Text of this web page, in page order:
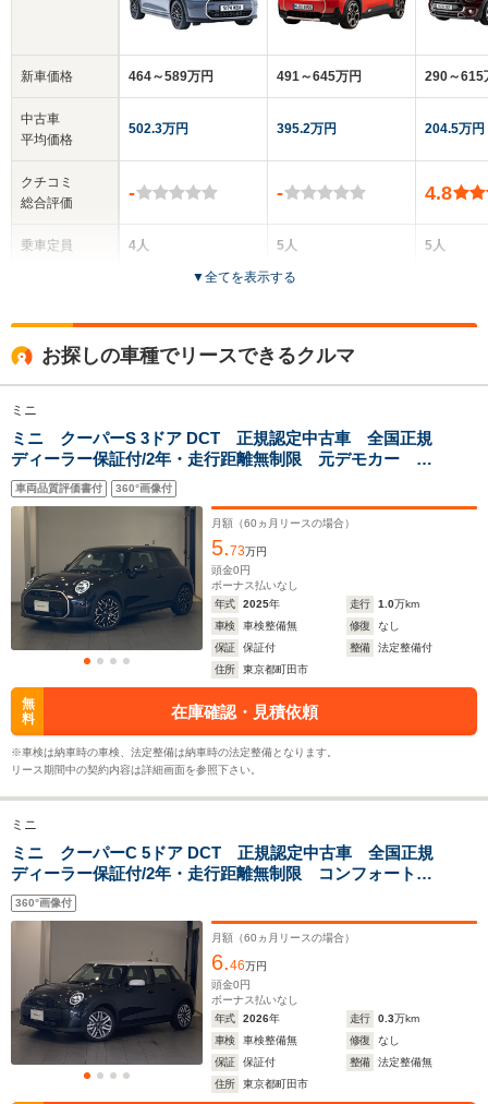
新車価格
中古車
平均価格
クチコミ
総合評価
乗車定員
サイズ
WLTCモード
燃費
駆動方式
464～589万円
502.3万円
-
4人
全高
1.44m
全幅
1.75m
ホイールベース
-m
14.0～14.6km/L
└市街地:10.2～
└郊外:14.3～
15.1km/L
└高速道路:16.4～
17.2km/L
FF
491～645万円
395.2万円
-
5人
5ドア
1.52m
全幅
1.76m
-
FF
290～615
204.5万円
4.8
5人
11.7～
FF、4WD
▼全てを表示する
お探しの車種でリースできるクルマ
ミニ
ミニ クーパーS 3ドア DCT 正規認定中古車 全国正規
ディーラー保証付/2年・走行距離無制限 元デモカー 1
オーナー フェイバードトリム 紺革電動シート シー
トヒーター ハーマンカードン アップルカープレイ
車両品質評価書付 360°画像付
月額（60 ヵ月リースの場合）
5.73万円
頭金0円
ボーナス払いなし
年式
2025年 走行 1.0万km
車検
車検整備無 修復
なし
保証
保証付 整備
法定整備付
住所
東京都町田市
無
料
在庫確認・見積依頼
※車検は納車時の車検、法定整備は納車時の法定整備となります。
リース期間中の契約内容は詳細画面を参照下さい。
ミニ
ミニ クーパーC 5ドア DCT 正規認定中古車 全国正規
ディーラー保証付/2年・走行距離無制限 コンフォートア
クセス アップルカープレイ アンドロイドオート シ
ートヒーター ステアリングヒーター ワイヤレス充
360°画像付
月額（60 ヵ月リースの場合）
6.46万円
頭金0円
ボーナス払いなし
年式
2026年 走行 0.3万km
車検
車検整備無 修復
なし
保証
保証付 整備
法定整備無
住所
東京都町田市